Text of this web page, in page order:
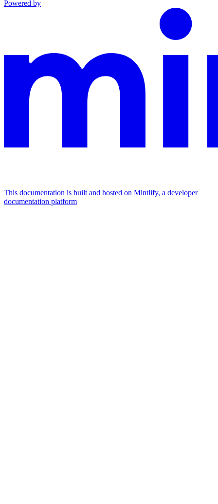
Powered by
This documentation is built and hosted on Mintlify, a developer
documentation platform